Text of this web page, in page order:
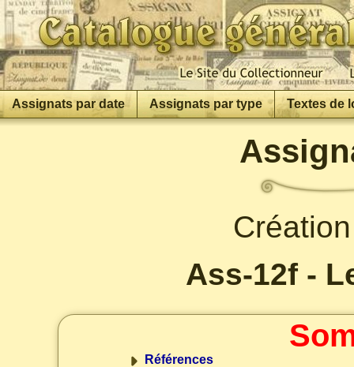
Assignats par date Assignats par type Textes de
Ass-12f -
Références